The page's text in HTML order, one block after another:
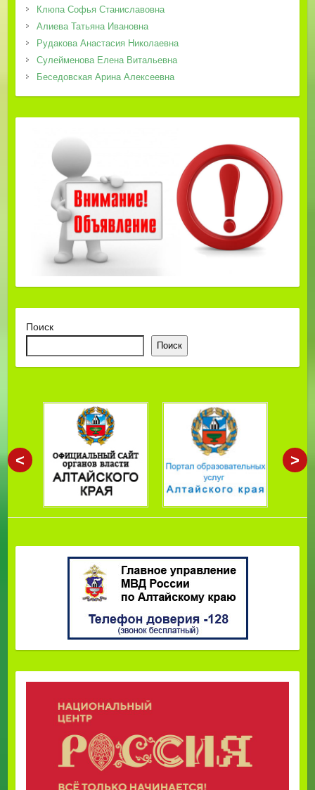
Клюпа Софья Станиславовна
Алиева Татьяна Ивановна
Рудакова Анастасия Николаевна
Сулейменова Елена Витальевна
Беседовская Арина Алексеевна
Поиск
Поиск
< >